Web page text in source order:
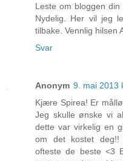
Leste om bloggen
Nydelig. Her vil jeg
tilbake. Vennlig hilsen
Svar
Anonym 9. mai 2013
Kjære Spirea! Er
Jeg skulle ønske vi
dette var virkelig en
om det kostet deg!!
ofteste de beste <3